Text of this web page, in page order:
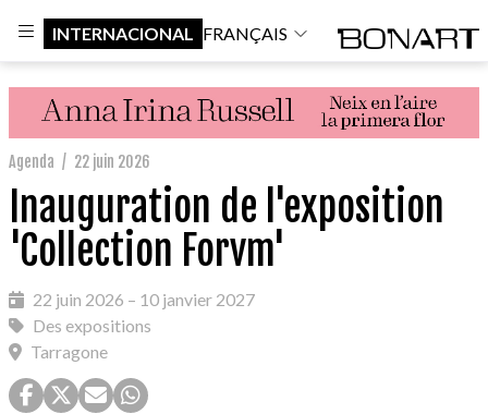
INTERNACIONAL FRANÇAIS
Agenda / 22 juin 2026
Inauguration de l'exposition
'Collection Forvm'
22 juin 2026 – 10 janvier 2027
Des expositions
Tarragone